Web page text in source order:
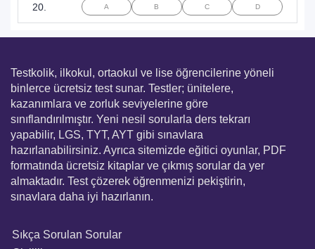
20. A B C D
Testkolik, ilkokul, ortaokul ve lise öğrencilerine yöneli
binlerce ücretsiz test sunar. Testler; ünitelere,
kazanımlara ve zorluk seviyelerine göre
sınıflandırılmıştır. Yeni nesil sorularla ders tekrarı
yapabilir, LGS, TYT, AYT gibi sınavlara
hazırlanabilirsiniz. Ayrıca sitemizde eğitici oyunlar, PDF
formatında ücretsiz kitaplar ve çıkmış sorular da yer
almaktadır. Test çözerek öğrenmenizi pekiştirin,
sınavlara daha iyi hazırlanın.
Sıkça Sorulan Sorular